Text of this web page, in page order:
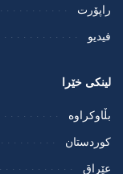
راپۆرت
فيديو
لینکی خێرا
بڵاوکراوە
کوردستان
عێراق